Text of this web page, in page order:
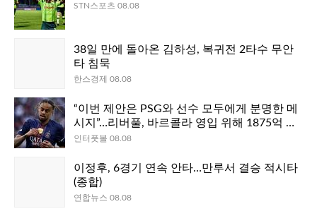
STN스포츠 08.08
38일 만에 돌아온 김하성, 복귀전 2타수 무안
타 침묵
한스경제 08.08
“이번 제안은 PSG와 선수 모두에게 분명한 메
시지”…리버풀, 바르콜라 영입 위해 1875억 제
시→거절 예상에도 의미 있는 움직임
인터풋볼 08.08
이정후, 6경기 연속 안타…만루서 결승 적시타
(종합)
연합뉴스 08.08